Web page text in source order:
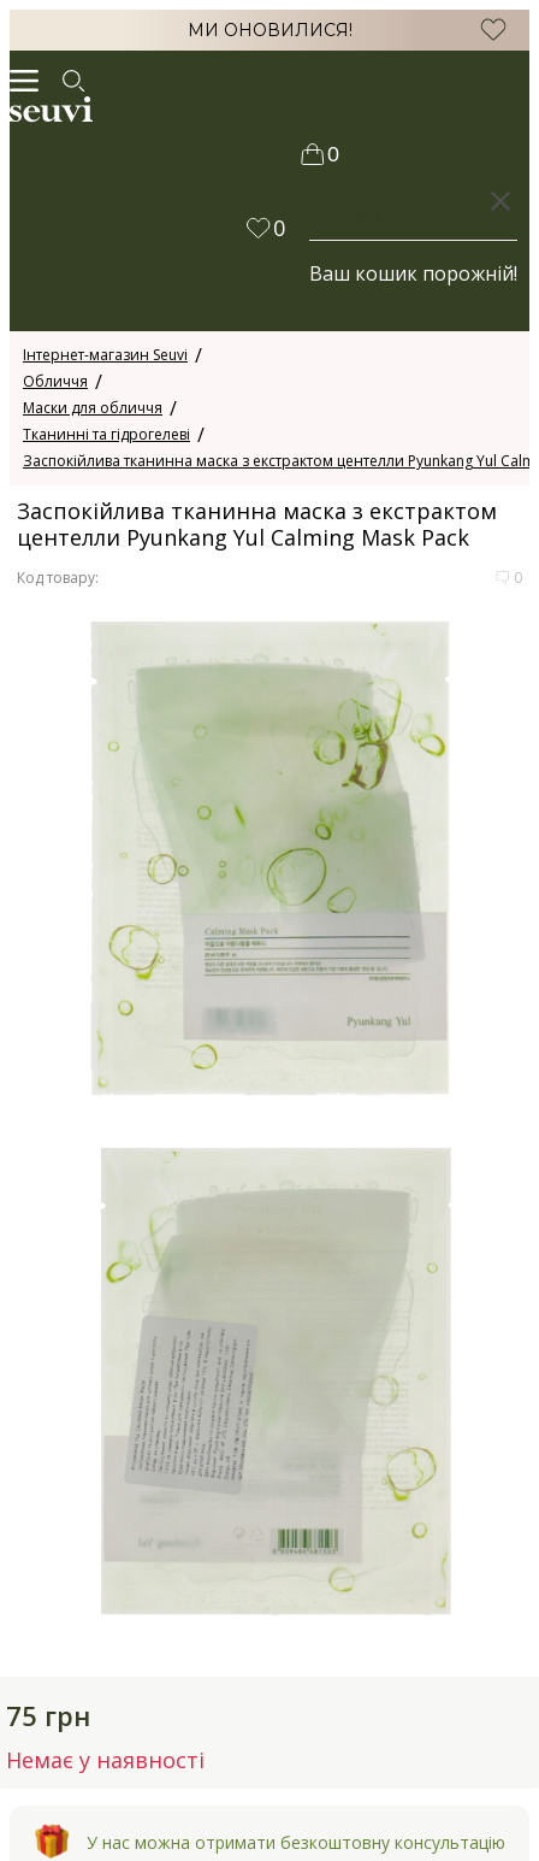
МИ ОНОВИЛИСЯ!
0
0
Ваш кошик порожній!
Інтернет-магазин Seuvi
Обличчя
Маски для обличчя
Тканинні та гідрогелеві
Заспокійлива тканинна маска з екстрактом центелли Pyunkang Yul
Заспокійлива тканинна маска з екстрактом
центелли Pyunkang Yul Calming Mask Pack
Код товару: 0
75 грн
Немає у наявності
У нас можна отримати безкоштовну консультацію